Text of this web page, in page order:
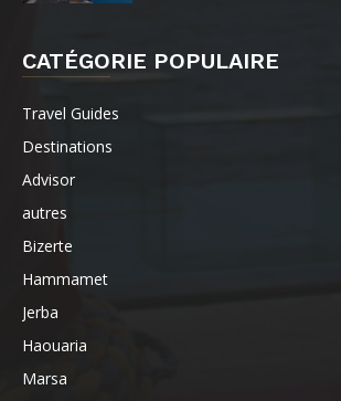
CATÉGORIE POPULAIRE
Travel Guides
Destinations
Advisor
autres
Bizerte
Hammamet
Jerba
Haouaria
Marsa